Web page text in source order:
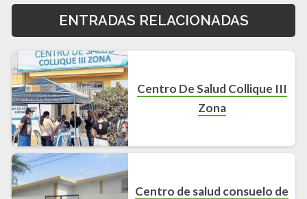
ENTRADAS RELACIONADAS
Centro De Salud Collique III
Zona
Centro de salud consuelo de